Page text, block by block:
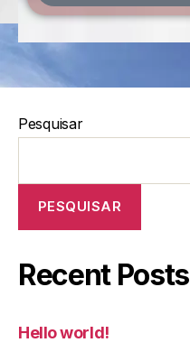
Pesquisar
PESQUISAR
Recent Posts
Hello world!